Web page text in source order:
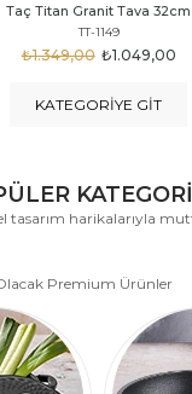
Taç Titan Granit Tava 30cm
TT-1148
₺999,00
₺1.875,00
KATEGORIYE GIT
harikalarıyla
Olacak Premium Ürünler